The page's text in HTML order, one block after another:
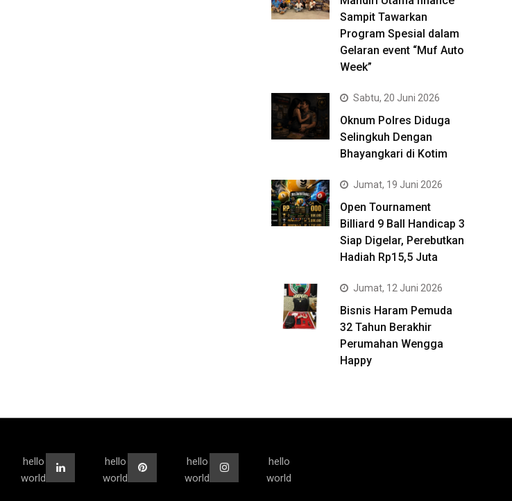
Sampit Tawarkan
Program Spesial dalam
Gelaran event “Muf Auto
Week”
Sabtu, 20 Juni 2026
Oknum Polres Diduga
Selingkuh Dengan
Bhayangkari di Kotim
Jumat, 19 Juni 2026
Open Tournament
Billiard 9 Ball Handicap 3
Siap Digelar, Perebutkan
Hadiah Rp15,5 Juta
Jumat, 12 Juni 2026
Bisnis Haram Pemuda
32 Tahun Berakhir
Perumahan Wengga
Happy
hello
world
hello
world
hello
world
hello
world